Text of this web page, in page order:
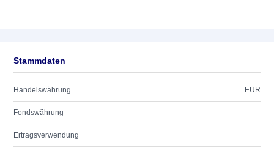
Stammdaten
Handelswährung EUR
Fondswährung
Ertragsverwendung